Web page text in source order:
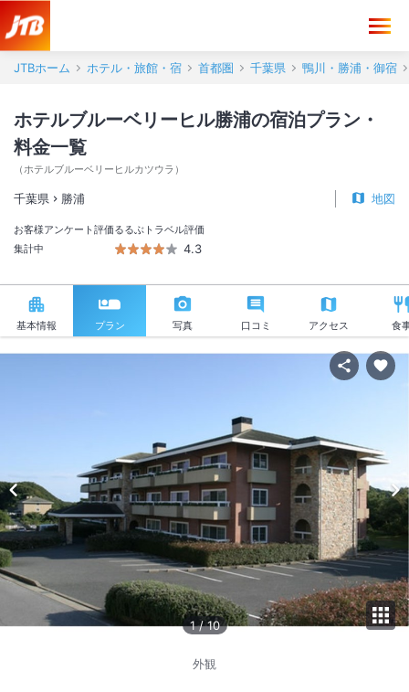
JTBホーム ホテル・旅館・宿 首都圏 千葉県 鴨川・勝浦・御宿
ホテルブルーベリーヒル勝浦の宿泊プラン・
料金一覧
（ホテルブルーベリーヒルカツウラ ）
千葉県 勝浦 地図
お客様アンケート評価
集計中
るるぶトラベル評価
4.3
基本情報 プラン 写真 口コミ アクセス 食
1 /10
外観